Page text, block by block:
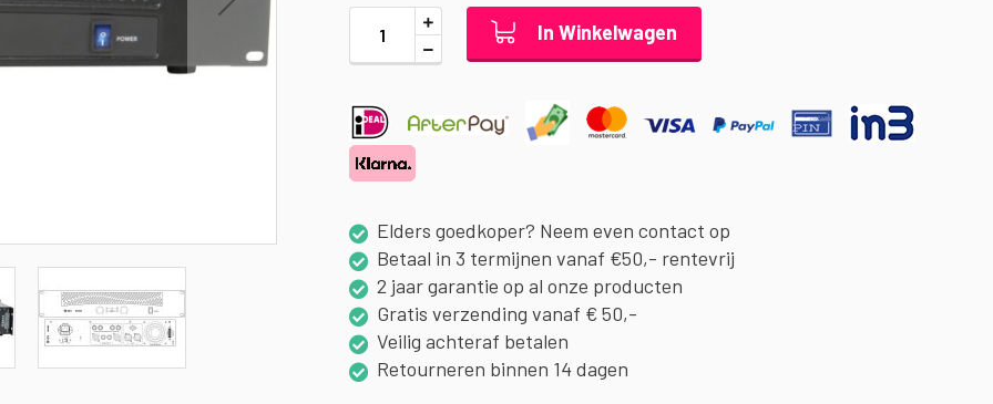
In Winkelwagen
Elders goedkoper? Neem even contact op
Betaal in 3 termijnen vanaf €50,- rentevrij
2 jaar garantie op al onze producten
Gratis verzending vanaf € 50,-
Veilig achteraf betalen
Retourneren binnen 14 dagen